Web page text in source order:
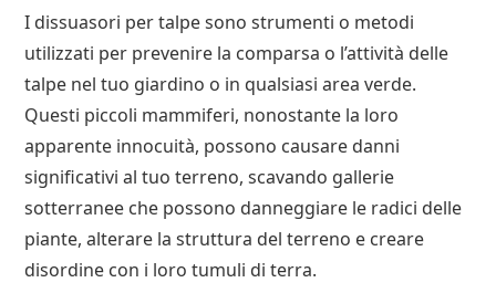
I dissuasori per talpe sono strumenti o metodi
utilizzati per prevenire la comparsa o l’attività delle
talpe nel tuo giardino o in qualsiasi area verde.
Questi piccoli mammiferi, nonostante la loro
apparente innocuità, possono causare danni
significativi al tuo terreno, scavando gallerie
sotterranee che possono danneggiare le radici delle
piante, alterare la struttura del terreno e creare
disordine con i loro tumuli di terra.